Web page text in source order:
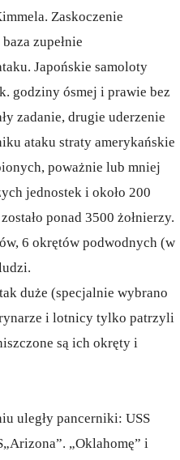
Zaskoczenie
zupełnie
Japońskie samoloty
godziny ósmej i prawie bez
zadanie, drugie uderzenie
ataku straty amerykańskie
poważnie lub mniej
jednostek i około 200
ponad 3500 żołnierzy.
6 okrętów podwodnych (w
duże (specjalnie wybrano
i lotnicy tylko patrzyli
są ich okręty i
uległy pancerniki: USS
„Oklahomę” i